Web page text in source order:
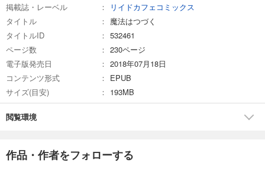
掲載誌・レーベル
リイドカフェコミックス
タイトル
魔法はつづく
タイトルID
532461
ページ数
230ページ
電子版発売日
2018年07月18日
コンテンツ形式
EPUB
サイズ(目安)
193MB
閲覧環境
作品・作者をフォローする